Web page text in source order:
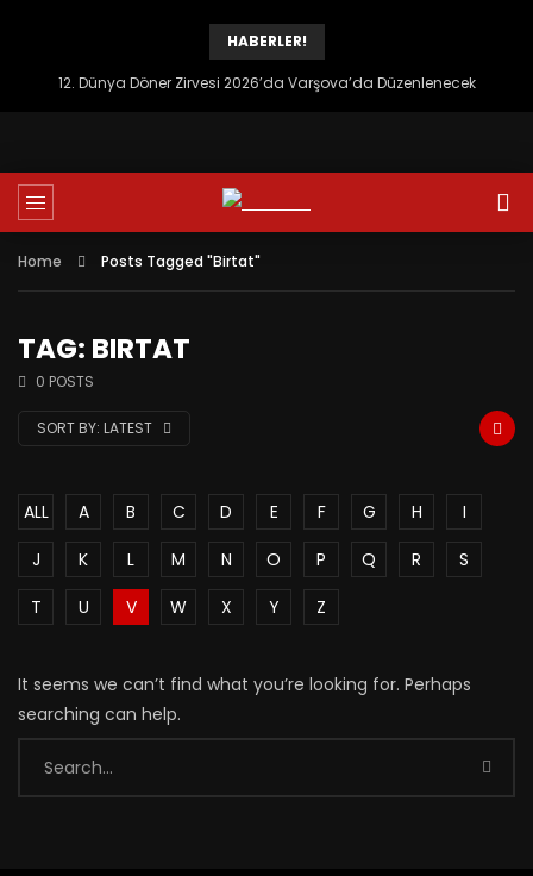
HABERLER!
12. Dünya Döner Zirvesi 2026’da Varşova’da Düzenlenecek
Home Posts Tagged "Birtat"
TAG: BIRTAT
0 POSTS
SORT BY: LATEST
ALL A B C D E F G H
I
J
K L M N O P Q R
S
T
U V W X Y Z
It seems we can’t find what you’re looking for. Perhaps
searching can help.